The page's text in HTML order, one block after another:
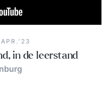
in de leerstand